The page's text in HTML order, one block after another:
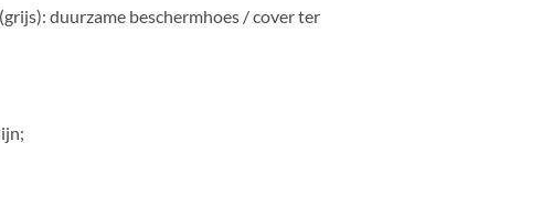
duurzame beschermhoes / cover ter